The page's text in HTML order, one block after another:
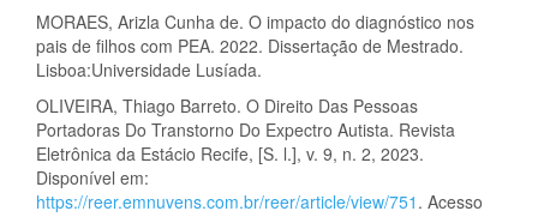
MORAES, Arizla Cunha de. O impacto do diagnóstico nos
pais de filhos com PEA. 2022. Dissertação de Mestrado.
Lisboa:Universidade Lusíada.
OLIVEIRA, Thiago Barreto. O Direito Das Pessoas
Portadoras Do Transtorno Do Expectro Autista. Revista
Eletrônica da Estácio Recife, [S. l.], v. 9, n. 2, 2023.
Disponível em:
https://reer.emnuvens.com.br/reer/article/view/751 . Acesso